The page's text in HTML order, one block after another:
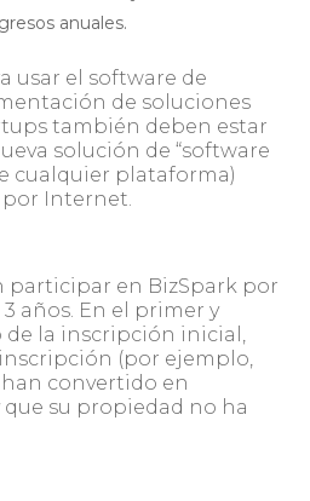
anuales.
usar el software de
de soluciones
también deben estar
solución de “software
cualquier plataforma)
por Internet.
participar en BizSpark por
años. En el primer y
de la inscripción inicial,
(por ejemplo,
convertido en
su propiedad no ha